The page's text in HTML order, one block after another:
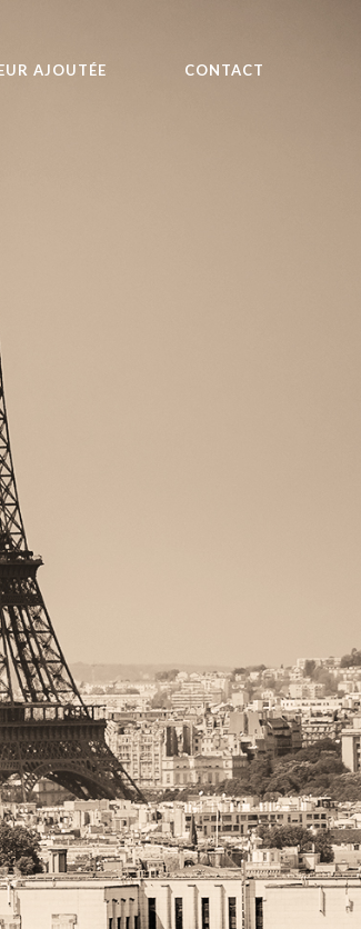
AJOUTÉE CONTACT